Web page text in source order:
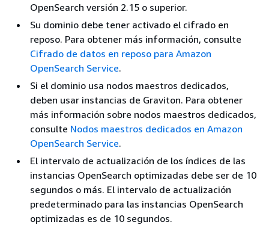
OpenSearch versión 2.15 o superior.
Su dominio debe tener activado el cifrado en
reposo. Para obtener más información, consulte
Cifrado de datos en reposo para Amazon
OpenSearch Service.
Si el dominio usa nodos maestros dedicados,
deben usar instancias de Graviton. Para obtener
más información sobre nodos maestros dedicados,
consulte Nodos maestros dedicados en Amazon
OpenSearch Service.
El intervalo de actualización de los índices de las
instancias OpenSearch optimizadas debe ser de 10
segundos o más. El intervalo de actualización
predeterminado para las instancias OpenSearch
optimizadas es de 10 segundos.